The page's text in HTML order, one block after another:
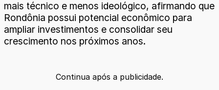
mais técnico e menos ideológico, afirmando que
Rondônia possui potencial econômico para
ampliar investimentos e consolidar seu
crescimento nos próximos anos.
Continua após a publicidade.